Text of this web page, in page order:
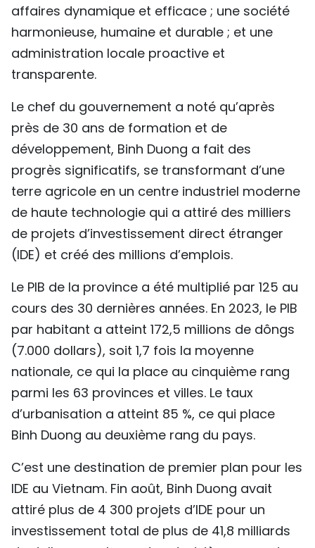
РУССКИЙ
ESPAÑOL
affaires dynamique et efficace ; une société
harmonieuse, humaine et durable ; et une
administration locale proactive et
transparente.
Le chef du gouvernement a noté qu’après
près de 30 ans de formation et de
développement, Binh Duong a fait des
progrès significatifs, se transformant d’une
terre agricole en un centre industriel moderne
de haute technologie qui a attiré des milliers
de projets d’investissement direct étranger
(IDE) et créé des millions d’emplois.
Le PIB de la province a été multiplié par 125 au
cours des 30 dernières années. En 2023, le PIB
par habitant a atteint 172,5 millions de dôngs
(7.000 dollars), soit 1,7 fois la moyenne
nationale, ce qui la place au cinquième rang
parmi les 63 provinces et villes. Le taux
d’urbanisation a atteint 85 %, ce qui place
Binh Duong au deuxième rang du pays.
C’est une destination de premier plan pour les
IDE au Vietnam. Fin août, Binh Duong avait
attiré plus de 4 300 projets d’IDE pour un
investissement total de plus de 41,8 milliards